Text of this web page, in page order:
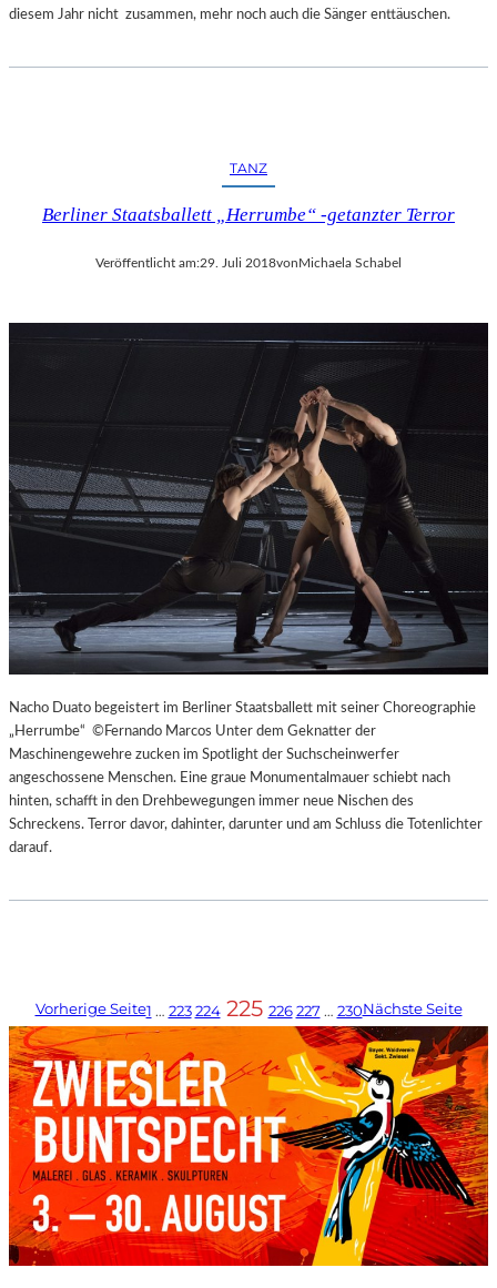
diesem Jahr nicht zusammen, mehr noch auch die Sänger enttäuschen.
TANZ
Berliner Staatsballett „Herrumbe“ -getanzter Terror
Veröffentlicht am:29. Juli 2018vonMichaela Schabel
Nacho Duato begeistert im Berliner Staatsballett mit seiner Choreographie
„Herrumbe“ ©Fernando Marcos Unter dem Geknatter der
Maschinengewehre zucken im Spotlight der Suchscheinwerfer
angeschossene Menschen. Eine graue Monumentalmauer schiebt nach
hinten, schafft in den Drehbewegungen immer neue Nischen des
Schreckens. Terror davor, dahinter, darunter und am Schluss die Totenlichter
darauf.
Vorherige Seite1 … 223 224 225 226 227 … 230Nächste Seite